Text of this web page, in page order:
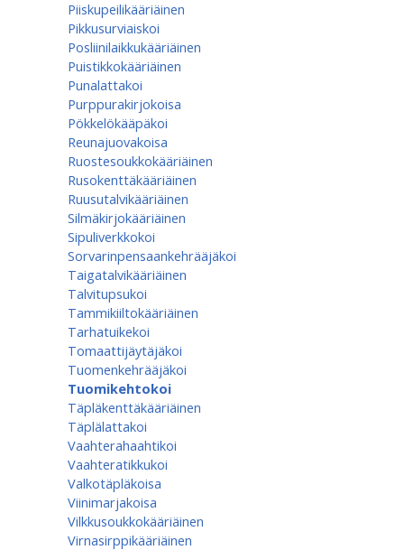
Piiskupeilikääriäinen
Pikkusurviaiskoi
Posliinilaikkukääriäinen
Puistikkokääriäinen
Punalattakoi
Purppurakirjokoisa
Pökkelökääpäkoi
Reunajuovakoisa
Ruostesoukkokääriäinen
Rusokenttäkääriäinen
Ruusutalvikääriäinen
Silmäkirjokääriäinen
Sipuliverkkokoi
Sorvarinpensaankehrääjäkoi
Taigatalvikääriäinen
Talvitupsukoi
Tammikiiltokääriäinen
Tarhatuikekoi
Tomaattijäytäjäkoi
Tuomenkehrääjäkoi
Tuomikehtokoi
Täpläkenttäkääriäinen
Täplälattakoi
Vaahterahaahtikoi
Vaahteratikkukoi
Valkotäpläkoisa
Viinimarjakoisa
Vilkkusoukkokääriäinen
Virnasirppikääriäinen